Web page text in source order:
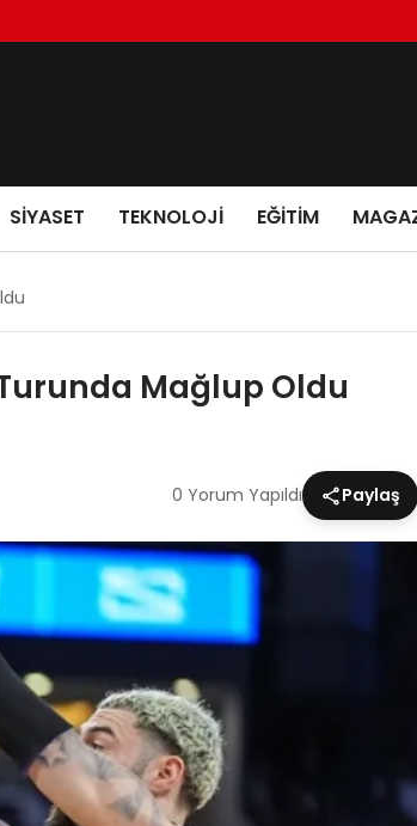
SIYASET TEKNOLOJI EĞITIM
Mağlup Oldu
0 Yorum Yapıldı Paylaş